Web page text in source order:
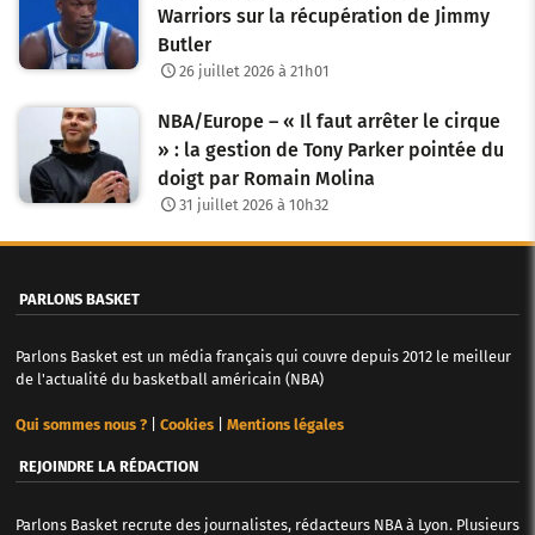
Warriors sur la récupération de Jimmy
Butler
26 juillet 2026 à 21h01
NBA/Europe – « Il faut arrêter le cirque
» : la gestion de Tony Parker pointée du
doigt par Romain Molina
31 juillet 2026 à 10h32
PARLONS BASKET
Parlons Basket est un média français qui couvre depuis 2012 le meilleur
de l'actualité du basketball américain (NBA)
Qui sommes nous ?| Cookies| Mentions légales
REJOINDRE LA RÉDACTION
Parlons Basket recrute des journalistes, rédacteurs NBA à Lyon. Plusieurs